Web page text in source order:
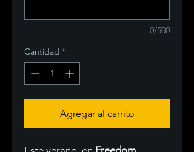
0/500
Cantidad *
Agregar al carrito